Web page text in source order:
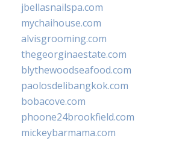
jbellasnailspa.com
mychaihouse.com
alvisgrooming.com
thegeorginaestate.com
blythewoodseafood.com
paolosdelibangkok.com
bobacove.com
phoone24brookfield.com
mickeybarmama.com